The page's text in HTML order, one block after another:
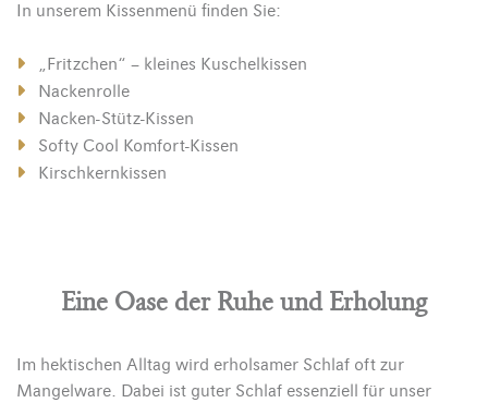
In unserem Kissenmenü finden Sie:
„Fritzchen“ – kleines Kuschelkissen
Nackenrolle
Nacken-Stütz-Kissen
Softy Cool Komfort-Kissen
Kirschkernkissen
Eine Oase der Ruhe und Erholung
Im hektischen Alltag wird erholsamer Schlaf oft zur
Mangelware. Dabei ist guter Schlaf essenziell für unser